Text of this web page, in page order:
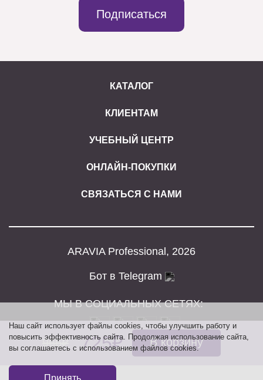
Подписаться
КАТАЛОГ
КЛИЕНТАМ
УЧЕБНЫЙ ЦЕНТР
ОНЛАЙН-ПОКУПКИ
СВЯЗАТЬСЯ С НАМИ
ARAVIA Professional, 2026
Бот в Telegram
МЫ В СОЦИАЛЬНЫХ СЕТЯХ:
Наш сайт использует файлы cookies, чтобы улучшить работу и
повысить эффективность сайта. Продолжая использование сайта,
вы соглашаетесь с использованием файлов cookies.
Принять
966₽ 725₽ В корзину